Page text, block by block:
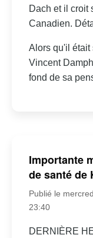
Dach et il croit
Canadien.
Alors qu'il était
Vincent
fond de sa
Importante
de santé de
Publié le
23:40
DERNIÈRE